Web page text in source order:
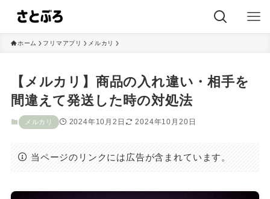
ホーム フリマアプリ メルカリ
【メルカリ】商品の入れ違い・相手を
間違えて発送した時の対処法
メルカリ 2024年10月2日 2024年10月20日
当ページのリンクには広告が含まれています。